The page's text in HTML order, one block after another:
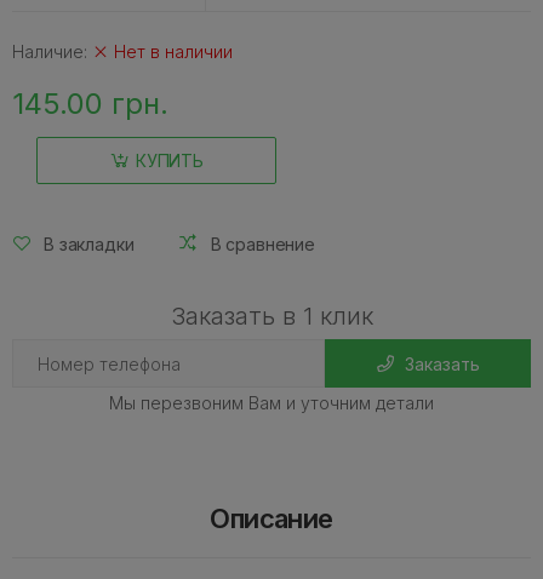
Наличие: Нет в наличии
145.00 грн.
КУПИТЬ
В закладки В сравнение
Заказать в 1 клик
Заказать
Мы перезвоним Вам и уточним детали
Описание